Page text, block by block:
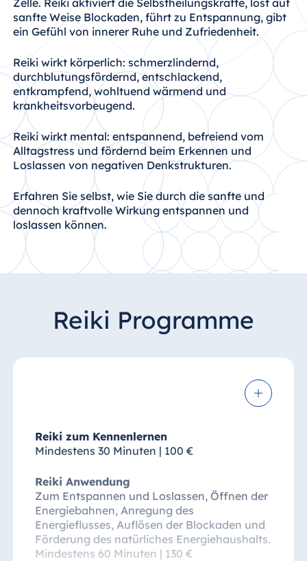
sanfte Weise Blockaden, führt zu Entspannung, gibt
ein Gefühl von innerer Ruhe und Zufriedenheit.
Reiki wirkt körperlich: schmerzlindernd,
durchblutungsfördernd, entschlackend,
entkrampfend, wohltuend wärmend und
krankheitsvorbeugend.
Reiki wirkt mental: entspannend, befreiend vom
Alltagstress und fördernd beim Erkennen und
Loslassen von negativen Denkstrukturen.
Erfahren Sie selbst, wie Sie durch die sanfte und
dennoch kraftvolle Wirkung entspannen und
loslassen können.
Reiki Programme
Reiki zum Kennenlernen
Mindestens 30 Minuten | 100 €
Reiki Anwendung
Zum Entspannen und Loslassen, Öffnen der
Energiebahnen, Anregung des
Energieflusses, Auflösen der Blockaden und
Förderung des natürliches Energiehaushalts.
Mindestens 60 Minuten | 130 €